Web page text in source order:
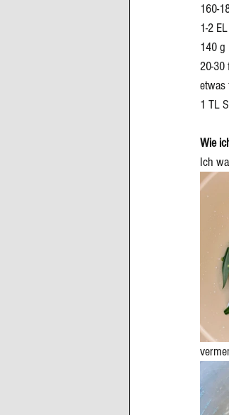
160-
1-2
140 g
20-30
etwas
1 TL
Wie
Ich